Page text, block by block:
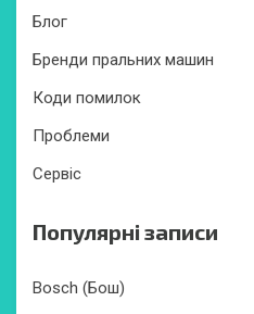
Блог
Бренди пральних машин
Коди помилок
Проблеми
Сервіс
Популярні записи
Bosch (Бош)